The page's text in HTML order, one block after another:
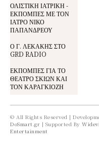
ΟΛΙΣΤΙΚΗ ΙΑΤΡΙΚΗ -
ΕΚΠΟΜΠΕΣ ΜΕ ΤΟΝ
ΙΑΤΡΟ ΝΙΚΟ
ΠΑΠΑΝΔΡΕΟΥ
Ο Γ. ΛΕΚΑΚΗΣ ΣΤΟ
GRD RADIO
ΕΚΠΟΜΠΕΣ ΓΙΑ ΤΟ
ΘΕΑΤΡΟ ΣΚΙΩΝ ΚΑΙ
ΤΟΝ ΚΑΡΑΓΚΙΟΖΗ
© All Rights Reserved |
DoSmart.gr | Supported By
Entertainment